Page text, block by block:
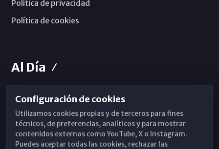
Política de privacidad
Política de cookies
Al Día
Horarios de Misa
Hemeroteca
WhatsApp
Configuración de cookies
Utilizamos cookies propias y de terceros para fines
técnicos, de preferencias, analíticos y para mostrar
contenidos externos como YouTube, X o Instagram.
Puedes aceptar todas las cookies, rechazar las